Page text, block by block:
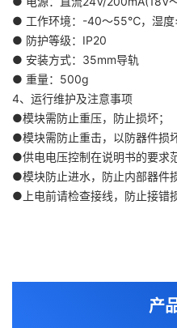
产
● 工作环境：-40～55℃，湿度
● 防护等级：IP20
● 安装方式：35mm导轨
● 重量：500g
4、运行维护及注意事项
●模块需防止重压，防止损坏；
●模块需防止重击，以防器件损坏
●供电电压控制在说明书的要求
●模块防止进水，防止内部器件
●上电前请检查接线，防止接错